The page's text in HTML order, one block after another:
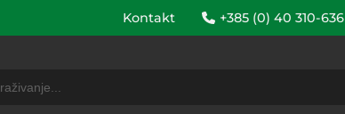
Kontakt +385 (0) 40 310-636